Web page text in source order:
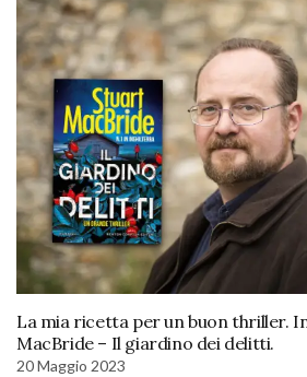
La mia ricetta per un buon thriller.
MacBride – Il giardino dei delitti.
20 Maggio 2023